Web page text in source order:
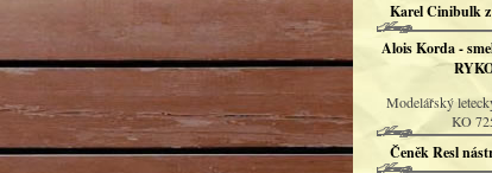
Karel Cinibulk
Alois Korda -
Modelářský
KO
Čeněk Resl